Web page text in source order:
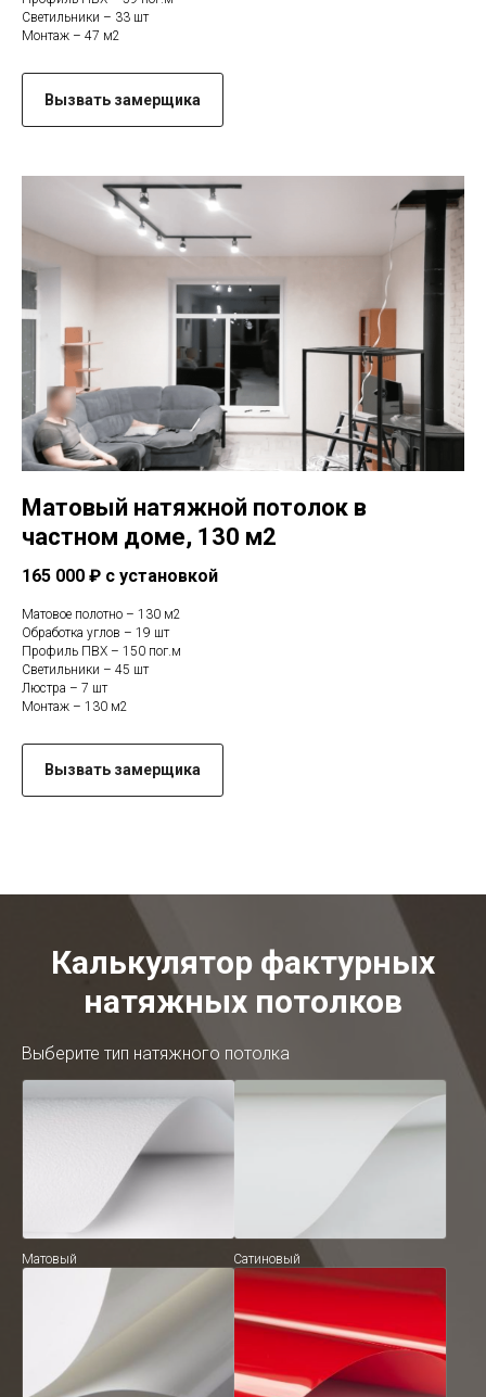
Светильники – 33 шт
Монтаж – 47 м2
Вызвать замерщика
Матовый натяжной потолок в
частном доме, 130 м2
165 000 ₽ с установкой
Матовое полотно – 130 м2
Обработка углов – 19 шт
Профиль ПВХ – 150 пог.м
Светильники – 45 шт
Люстра – 7 шт
Монтаж – 130 м2
Вызвать замерщика
Калькулятор фактурных
натяжных потолков
Выберите тип натяжного потолка
Матовый Сатиновый